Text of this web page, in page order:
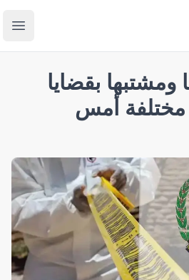
ومشتبها بقضايا
مختلفة أمس